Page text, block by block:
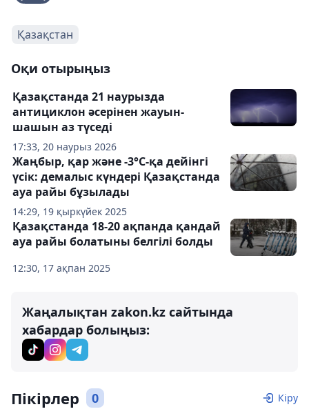
Қазақстан
Оқи отырыңыз
17:33, 20 наурыз 2026
Қазақстанда 21 наурызда
антициклон әсерінен жауын-
шашын аз түседі
14:29, 19 қыркүйек 2025
Жаңбыр, қар және -3°С-қа дейінгі
үсік: демалыс күндері Қазақстанда
ауа райы бұзылады
12:30, 17 ақпан 2025
Қазақстанда 18-20 ақпанда қандай
ауа райы болатыны белгілі болды
Жаңалықтан zakon.kz сайтында
хабардар болыңыз:
Пікірлер 0 Кіру